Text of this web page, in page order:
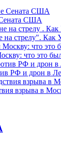
США
на стрелу". Как
что это
РФ и дрон в
взрыва в